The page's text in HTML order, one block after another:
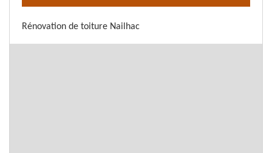
Rénovation de toiture Nailhac